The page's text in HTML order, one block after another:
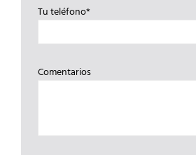
Tu teléfono*
Comentarios